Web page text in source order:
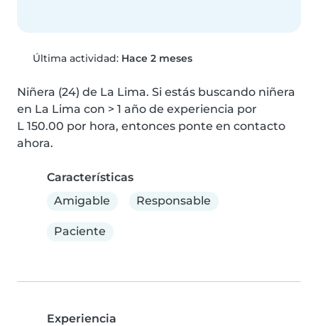
Última actividad: Hace 2 meses
Niñera (24) de La Lima. Si estás buscando niñera
en La Lima con > 1 año de experiencia por
L 150.00 por hora, entonces ponte en contacto
ahora.
Características
Amigable
Responsable
Paciente
Experiencia